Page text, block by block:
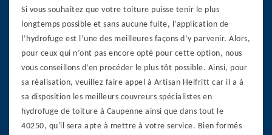
Si vous souhaitez que votre toiture puisse tenir le plus
longtemps possible et sans aucune fuite, l’application de
l’hydrofuge est l’une des meilleures façons d’y parvenir. Alors,
pour ceux qui n’ont pas encore opté pour cette option, nous
vous conseillons d’en procéder le plus tôt possible. Ainsi, pour
sa réalisation, veuillez faire appel à Artisan Helfritt car il a à
sa disposition les meilleurs couvreurs spécialistes en
hydrofuge de toiture à Caupenne ainsi que dans tout le
40250, qu'il sera apte à mettre à votre service. Bien formés